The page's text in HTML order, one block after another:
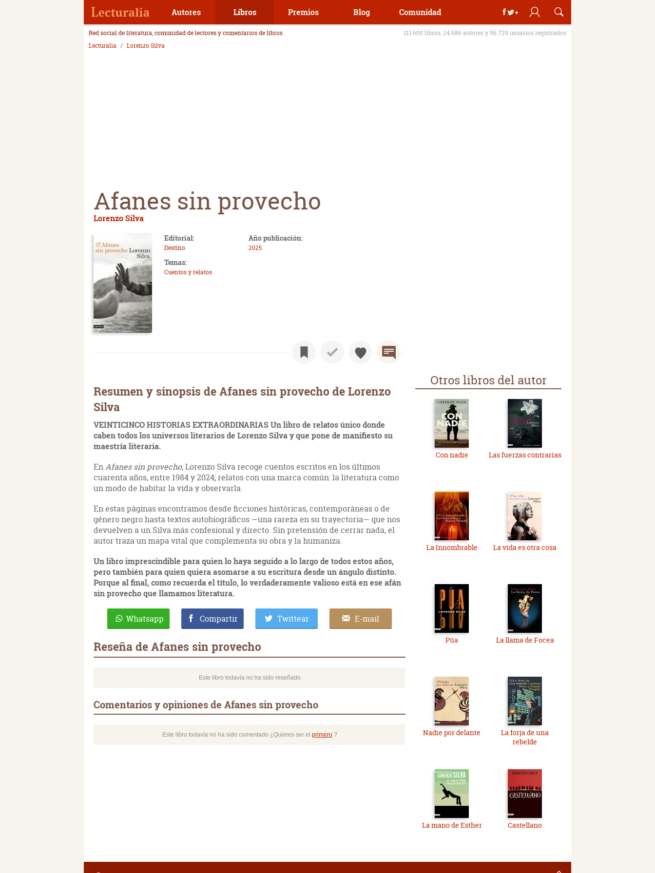
Autores Libros Premios Blog Comunidad
Red social de literatura, comunidad de lectores y comentarios de libros
113.600 libros, 24.686 autores y 96.729 usuarios registrados
Lecturalia
Lorenzo Silva
Afanes sin provecho
Lorenzo Silva
Editorial:
Destino
Año publicación:
2025
Temas:
Cuentos y relatos
Resumen y sinopsis de Afanes sin provecho de Lorenzo
Silva
VEINTICINCO HISTORIAS EXTRAORDINARIAS Un libro de relatos único donde
caben todos los universos literarios de Lorenzo Silva y que pone de manifiesto su
maestría literaria.
EnAfanes sin provecho, Lorenzo Silva recoge cuentos escritos en los últimos
cuarenta años, entre 1984 y 2024; relatos con una marca común: la literatura como
un modo de habitar la vida y observarla.
En estas páginas encontramos desde ficciones históricas, contemporáneas o de
género negro hasta textos autobiográficos —una rareza en su trayectoria— que nos
devuelven a un Silva más confesional y directo. Sin pretensión de cerrar nada, el
autor traza un mapa vital que complementa su obra y la humaniza.
Un libro imprescindible para quien lo haya seguido a lo largo de todos estos años,
pero también para quien quiera asomarse a su escritura desde un ángulo distinto.
Porque al final, como recuerda el título, lo verdaderamente valioso está en ese afán
sin provecho que llamamos literatura.
Whatsapp Compartir Twittear E-mail
Reseña de Afanes sin provecho
Este libro todavía no ha sido reseñado
Comentarios y opiniones de Afanes sin provecho
Este libro todavía no ha sido comentado ¿Quieres ser el primero?
Otros libros del autor
Con nadie Las fuerzas contrarias
La Innombrable La vida es otra cosa
Púa La llama de Focea
Nadie por delante
La forja de una
rebelde
La mano de Esther Castellano